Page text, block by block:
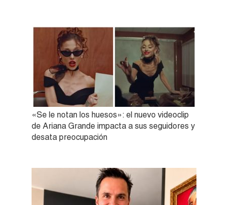
«Se le notan los huesos»: el nuevo videoclip
de Ariana Grande impacta a sus seguidores y
desata preocupación